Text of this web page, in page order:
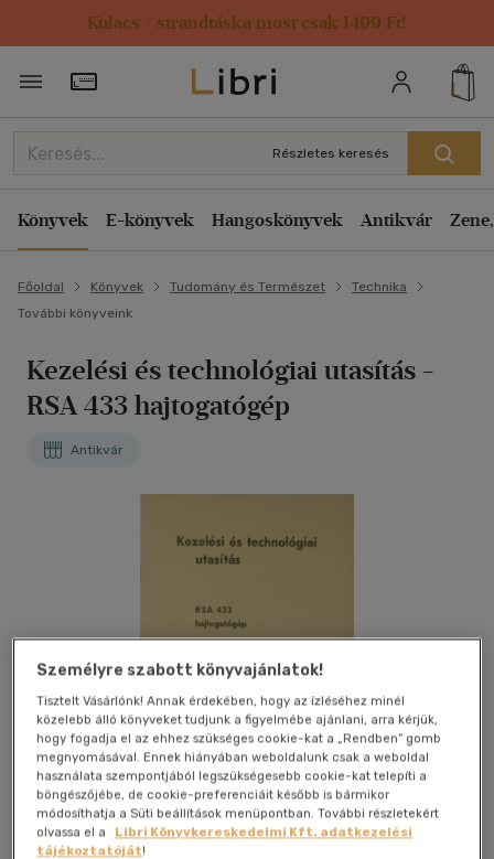
Kulacs / strandtáska most csak 1499 Ft!
Törzsvásárlói Kártya adatai
Részletes keresés
Könyvek E-könyvek Hangoskönyvek Antikvár
Főoldal Könyvek Tudomány és Természet
Technika
További könyveink
Kezelési és technológiai utasítás -
RSA 433 hajtogatógép
Antikvár
Személyre szabott könyvajánlatok!
Tisztelt Vásárlónk! Annak érdekében, hogy az ízléséhez minél
közelebb álló könyveket tudjunk a figyelmébe ajánlani, arra kérjük,
hogy fogadja el az ehhez szükséges cookie-kat a „Rendben” gomb
megnyomásával. Ennek hiányában weboldalunk csak a weboldal
használata szempontjából legszükségesebb cookie-kat telepíti a
böngészőjébe, de cookie-preferenciáit később is bármikor
módosíthatja a Süti beállítások menüpontban. További részletekért
olvassa el a
Libri Könyvkereskedelmi Kft. adatkezelési
tájékoztatóját!